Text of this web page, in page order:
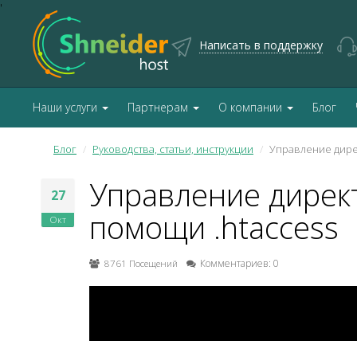
'
Написать в поддержку
Наши услуги Партнерам О компании Блог
Блог Руководства, статьи, инструкции Управление
27
Окт
Управление
помощи .htaccess
8761 Посещений Комментариев: 0